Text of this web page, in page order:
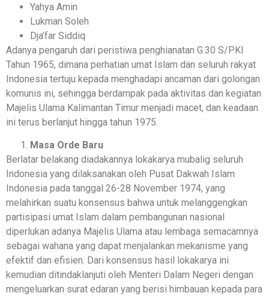
Yahya Amin
Lukman Soleh
Dja’far Siddiq
Adanya pengaruh dari peristiwa penghianatan G.30 S/PKI
Tahun 1965, dimana perhatian umat Islam dan seluruh rakyat
Indonesia tertuju kepada menghadapi ancaman dari golongan
komunis ini, sehingga berdampak pada aktivitas dan kegiatan
Majelis Ulama Kalimantan Timur menjadi macet, dan keadaan
ini terus berlanjut hingga tahun 1975.
Masa Orde Baru
Berlatar belakang diadakannya lokakarya mubalig seluruh
Indonesia yang dilaksanakan oleh Pusat Dakwah Islam
Indonesia pada tanggal 26-28 November 1974, yang
melahirkan suatu konsensus bahwa untuk melanggengkan
partisipasi umat Islam dalam pembangunan nasional
diperlukan adanya Majelis Ulama atau lembaga semacamnya
sebagai wahana yang dapat menjalankan mekanisme yang
efektif dan efisien. Dari konsensus hasil lokakarya ini
kemudian ditindaklanjuti oleh Menteri Dalam Negeri dengan
mengeluarkan surat edaran yang berisi himbauan kepada para